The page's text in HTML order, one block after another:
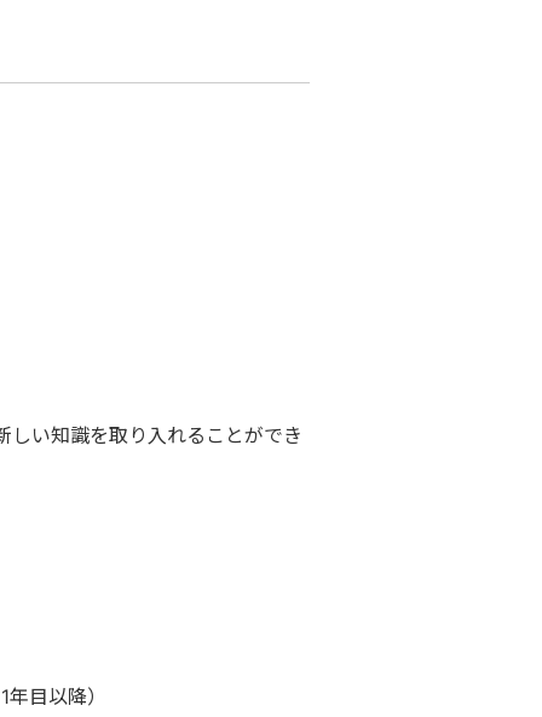
い知識を取り入れることができ
目以降）